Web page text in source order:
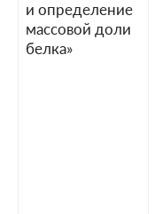
и определение
массовой доли
белка»